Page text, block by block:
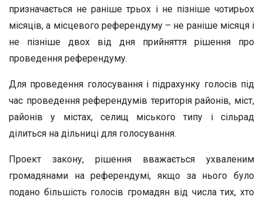
призначається не раніше трьох і не пізніше чотирьох
місяців, а місцевого референдуму – не раніше місяця і
не пізніше двох від дня прийняття рішення про
проведення референдуму.
Для проведення голосування і підрахунку голосів під
час проведення референдумів територія районів, міст,
районів у містах, селищ міського типу і сільрад
ділиться на дільниці для голосування.
Проект закону, рішення вважається ухваленим
громадянами на референдумі, якщо за нього було
подано більшість голосів громадян від числа тих, хто